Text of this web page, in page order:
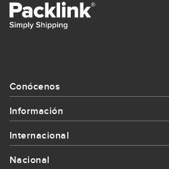
Conócenos
Conócenos
Información
Información
Internacional
Internacional
Nacional